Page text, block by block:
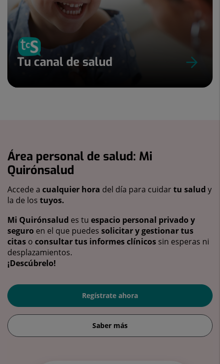
Tu canal de salud
Área personal de salud: Mi
Quirónsalud
Accede a cualquier hora del día para cuidartu salud y
la de los tuyos.
Mi Quirónsalud es tu espacio personal privado y
seguro en el que puedes solicitar y gestionar tus
citas o consultar tus informes clínicos sin esperas ni
desplazamientos.
¡Descúbrelo!
Regístrate ahora
Saber más